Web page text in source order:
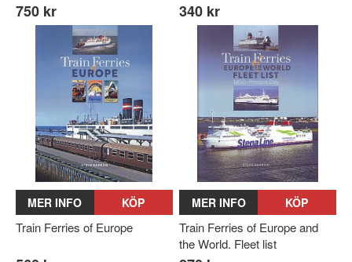
750 kr 340 kr
MER INFO KÖP
Train Ferries of Europe
MER INFO KÖP
Train Ferries of Europe and
the World. Fleet list